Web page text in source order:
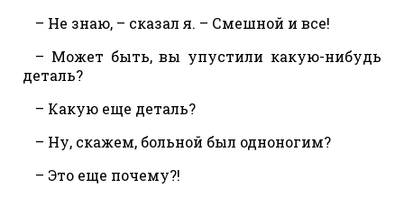
– Не знаю, – сказал я. – Смешной и все!
– Может быть, вы упустили какую-нибудь
деталь?
– Какую еще деталь?
– Ну, скажем, больной был одноногим?
– Это еще почему?!